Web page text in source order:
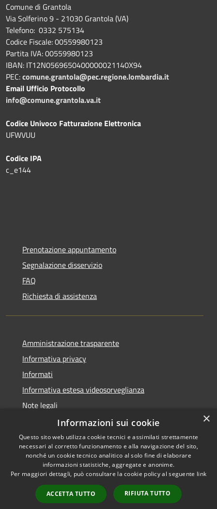
Comune di Grantola
Via Solferino 9 - 21030 Grantola (VA)
Telefono: 0332 575134
Codice Fiscale: 00559980123
Partita IVA: 00559980123
IBAN: IT12N0569650400000021140X94
PEC:comune.grantola@pec.regione.lombardia.it
Email Ufficio Protocollo
info@comune.grantola.va.it
Codice Univoco Fatturazione Elettronica
UFWVUU
Codice IPA
c_e144
Prenotazione appuntamento
Segnalazione disservizio
FAQ
Richiesta di assistenza
Amministrazione trasparente
Informativa privacy
Informati
Informativa estesa videosorveglianza
Note legali
Dichiarazione di accessibilità
RSS
Accessibilità
Copyright © 2026 • Comune di
Municipium•
Accesso
redazione
×
Informazioni sui cookie
Questo sito web utilizza cookie tecnici e assimilati strettamente
necessari al corretto funzionamento e alla navigazione del sito,
nonché un cookie tecnico analitico al solo fine di elaborare
informazioni statistiche, aggregate e anonime.
Per maggiori dettagli, può consultare la cookie policy al seguente link
ACCETTA TUTTO RIFIUTA TUTTO